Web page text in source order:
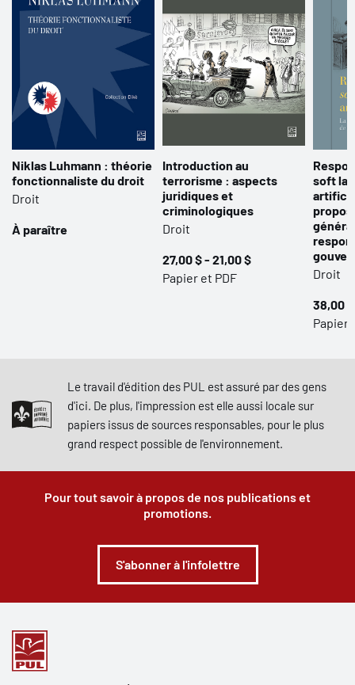
Niklas Luhmann : théorie
fonctionnaliste du droit
Droit
À paraître
Introduction au
terrorisme : aspects
juridiques et
criminologiques
Droit
27,00 $ - 21,00 $
Papier et PDF
soft
Droit
38,00
Papier,
Le travail d'édition des PUL est assuré par des gens
d'ici. De plus, l'impression est elle aussi locale sur
papiers issus de sources responsables, pour le plus
grand respect possible de l'environnement.
Pour tout savoir à propos de nos publications et
promotions.
S'abonner à l'infolettre